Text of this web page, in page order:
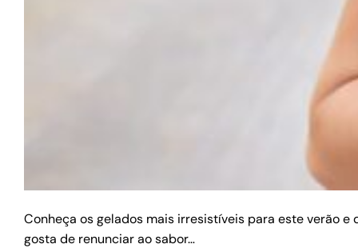
Conheça os gelados mais irresistíveis para este verão
gosta de renunciar ao sabor…